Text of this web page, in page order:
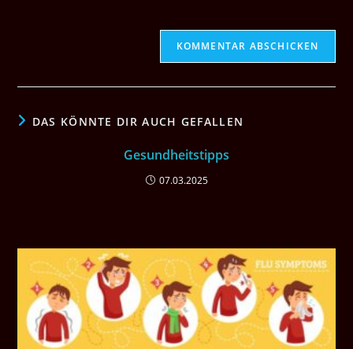
DAS KÖNNTE DIR AUCH GEFALLEN
Gesundheitstipps
07.03.2025